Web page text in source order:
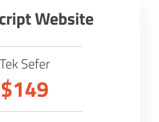
Website
Tek Sefer
$149